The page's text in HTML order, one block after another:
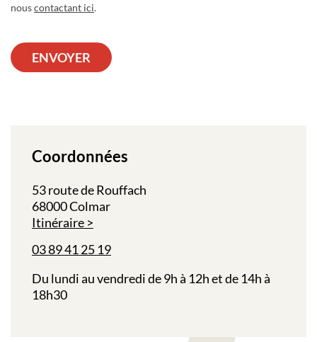
nouscontactant ici.
ENVOYER
Coordonnées
53 route de Rouffach
68000 Colmar
Itinéraire
03 89 41 25 19
Du lundi au vendredi de 9h à 12h et de 14h à
18h30